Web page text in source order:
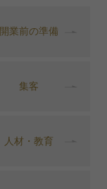
開業前の準備
集客
人材・教育